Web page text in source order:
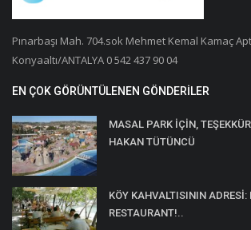
Pınarbaşı Mah. 704.sok Mehmet Kemal Kamaç
Konyaaltı/ANTALYA 0 542 437 90 04
EN ÇOK GÖRÜNTÜLENEN GÖNDERILER
MASAL PARK İÇİN,
HAKAN TÜTÜNCÜ
KÖY KAHVALTISININ ADRESİ:
RESTAURANT!..